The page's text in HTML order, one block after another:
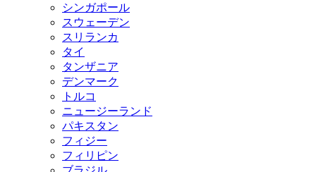
シンガポール
スウェーデン
スリランカ
タイ
タンザニア
デンマーク
トルコ
ニュージーランド
パキスタン
フィジー
フィリピン